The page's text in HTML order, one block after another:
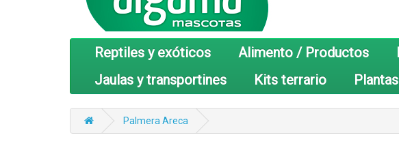
Reptiles y exóticos Alimento / Productos
Jaulas y transportines
Kits terrario Plantas
Palmera Areca